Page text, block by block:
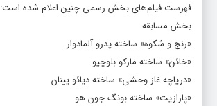
فهرست فیلم‌های بخش رسمی چنین اعلام شده است:
بخش مسابقه
«رنج و شکوه» ساخته پدرو آلمادوار
«خائن» ساخته مارکو بلوچیو
«دریاچه غاز وحشی» ساخته دیائو یینان
«پارازیت» ساخته بونگ جون هو